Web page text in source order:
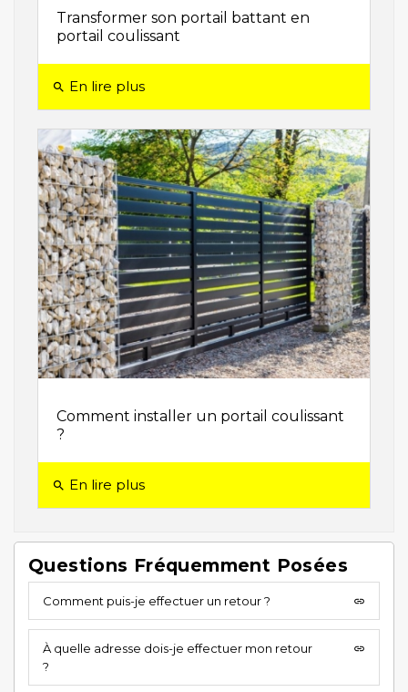
Transformer son portail battant en
portail coulissant
search En lire plus
Comment installer un portail coulissant
?
search En lire plus
Questions Fréquemment Posées
Comment puis-je effectuer un retour ? insert_link
À quelle adresse dois-je effectuer mon retour
?
insert_link